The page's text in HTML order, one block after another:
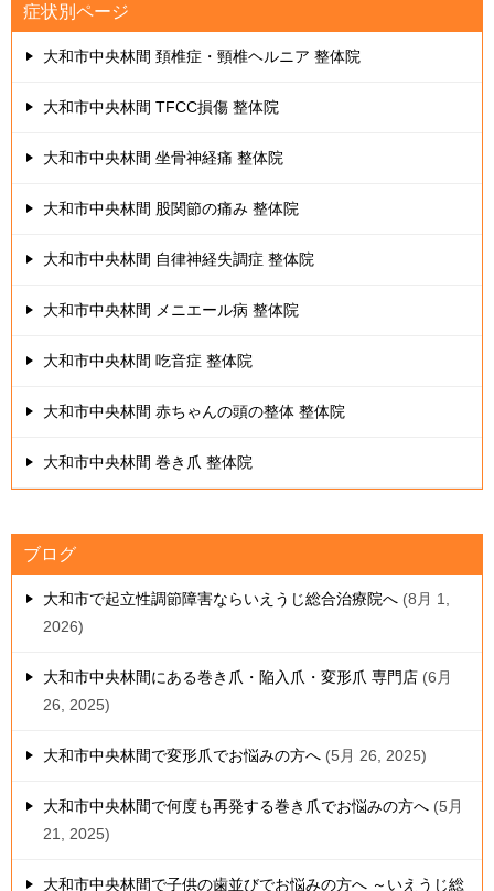
症状別ページ
大和市中央林間 頚椎症・頸椎ヘルニア 整体院
大和市中央林間 TFCC損傷 整体院
大和市中央林間 坐骨神経痛 整体院
大和市中央林間 股関節の痛み 整体院
大和市中央林間 自律神経失調症 整体院
大和市中央林間 メニエール病 整体院
大和市中央林間 吃音症 整体院
大和市中央林間 赤ちゃんの頭の整体 整体院
大和市中央林間 巻き爪 整体院
ブログ
大和市で起立性調節障害ならいえうじ総合治療院へ 8月 1,
2026
大和市中央林間にある巻き爪・陥入爪・変形爪 専門店 6月
26, 2025
大和市中央林間で変形爪でお悩みの方へ 5月 26, 2025
大和市中央林間で何度も再発する巻き爪でお悩みの方へ 5月
21, 2025
大和市中央林間で子供の歯並びでお悩みの方へ ～いえうじ総